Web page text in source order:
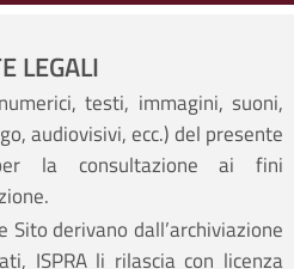
LEGALI
testi, immagini, suoni,
audiovisivi, ecc.) del presente
la consultazione ai fini
derivano dall’archiviazione
ISPRA li rilascia con licenza